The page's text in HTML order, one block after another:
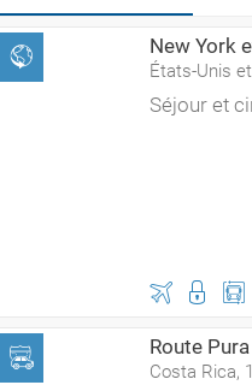
New York
États-Unis
Séjour et
Route
Costa Rica,